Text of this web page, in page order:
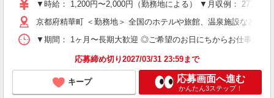
▼時給： 1,200円〜2,000円（勤務地による） ▼月収例： 27万
京都府精華町 ＜勤務地＞ 全国のホテルや旅館、温泉施設など勤
▼期間： 1ヶ月〜長期大歓迎 ◎ご希望のお日にちからお仕事開
応募締め切り2027/03/31 23:59まで
キープ 応募画面へ進む
かんたん3ステップ！